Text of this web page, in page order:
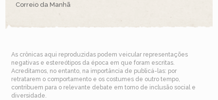
Correio da Manhã
As crônicas aqui reproduzidas podem veicular representações
negativas e estereótipos da época em que foram escritas.
Acreditamos, no entanto, na importância de publicá-las: por
retratarem o comportamento e os costumes de outro tempo,
contribuem para o relevante debate em torno de inclusão social e
diversidade.